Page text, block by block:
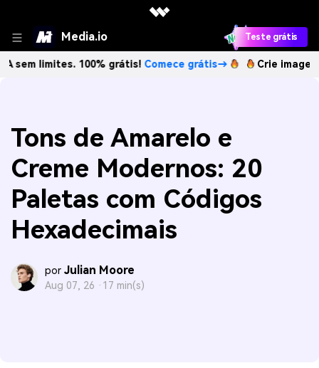
Media.io Teste grátis
100% grátis!Comece grátis→ Crie imagens com IA
Tons de Amarelo e
Creme Modernos: 20
Paletas com Códigos
Hexadecimais
por Julian Moore
Aug 07, 26 · 17 min(s)